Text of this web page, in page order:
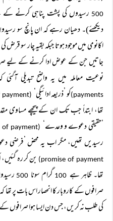
500 رسیدوں کی پشت پناہی کرنے کے
دیکھئے)۔ دھیان رہے کہ ان پانچ سو
اکانومی میں موجود ہوتا جبکہ بقیہ چار سو
جاتیں جن کے عوض ادا کرنے کے لیے
نوعیت معاملہ میں یہ واضح تبدیلی
payments) کو ’ذریعہ ادائیگی‘ (means of payment)
تھا، ابتداً جب تک ان کے پیچھے مساوی
’حقیقی دعوے و وعدے‘
(factual claim and true promise of payment)
رسیدیں تھیں، مگر اب یہ محض ’فرضی
promise of payment)
بن کر رہ گئیں،
تھا۔ ظاہر ہے
گرام سونا
صرافوں کے کاروبار کا انحصار اس بات پر
کی طلب نہ کریں، جس دن ایسا ہوا صرافوں